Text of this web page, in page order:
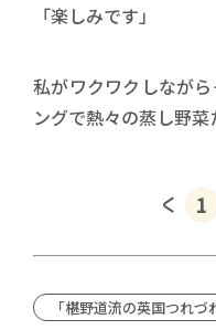
「楽しみです」
私がワクワクしなが
ングで熱々の蒸し野菜
1
「椹野道流の英国つれ